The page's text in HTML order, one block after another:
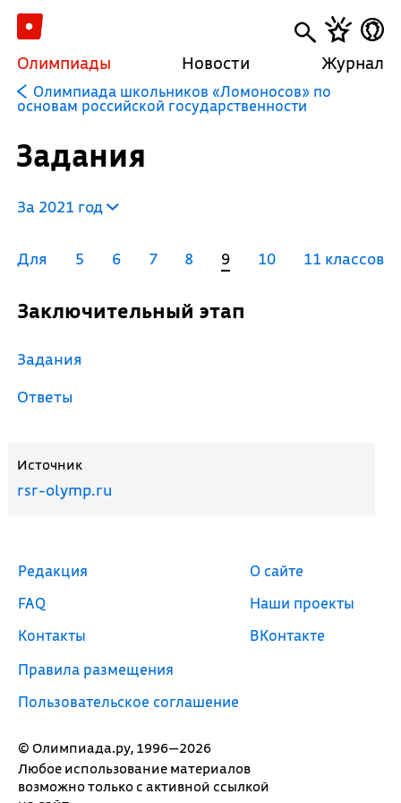
Олимпиады Новости Журнал
Олимпиада школьников «Ломоносов» по
основам российской государственности
Задания
За 2021 год
Для 5 6 7 8 9 10 11 классов
Заключительный этап
Задания
Ответы
Источник
rsr-olymp.ru
© Олимпиада.ру, 1996—2026
Любое использование материалов
возможно только с активной ссылкой
Редакция
FAQ
Контакты
Правила размещения
Пользовательское соглашение
О сайте
Наши проекты
ВКонтакте